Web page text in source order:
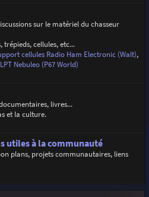
sur le matériel du chasseur
cellules, etc...
cellules Radio Ham Electronic (Walt),
Nebuleo (P67 World)
livres...
et la culture.
utiles à la communauté
plans, projets communautaires, liens